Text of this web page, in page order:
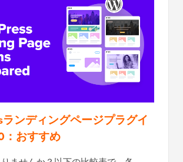
ンディングページプラグイ
：おすすめ